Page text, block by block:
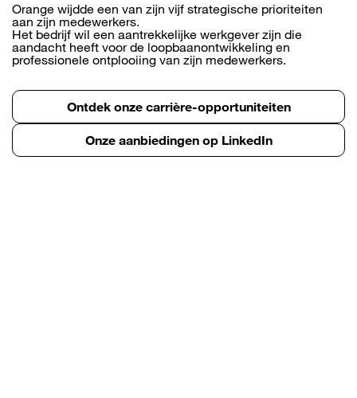
Orange wijdde een van zijn vijf strategische prioriteiten
aan zijn medewerkers.
Het bedrijf wil een aantrekkelijke werkgever zijn die
aandacht heeft voor de loopbaanontwikkeling en
professionele ontplooiing van zijn medewerkers.
Ontdek onze carrière-opportuniteiten
Onze aanbiedingen op LinkedIn